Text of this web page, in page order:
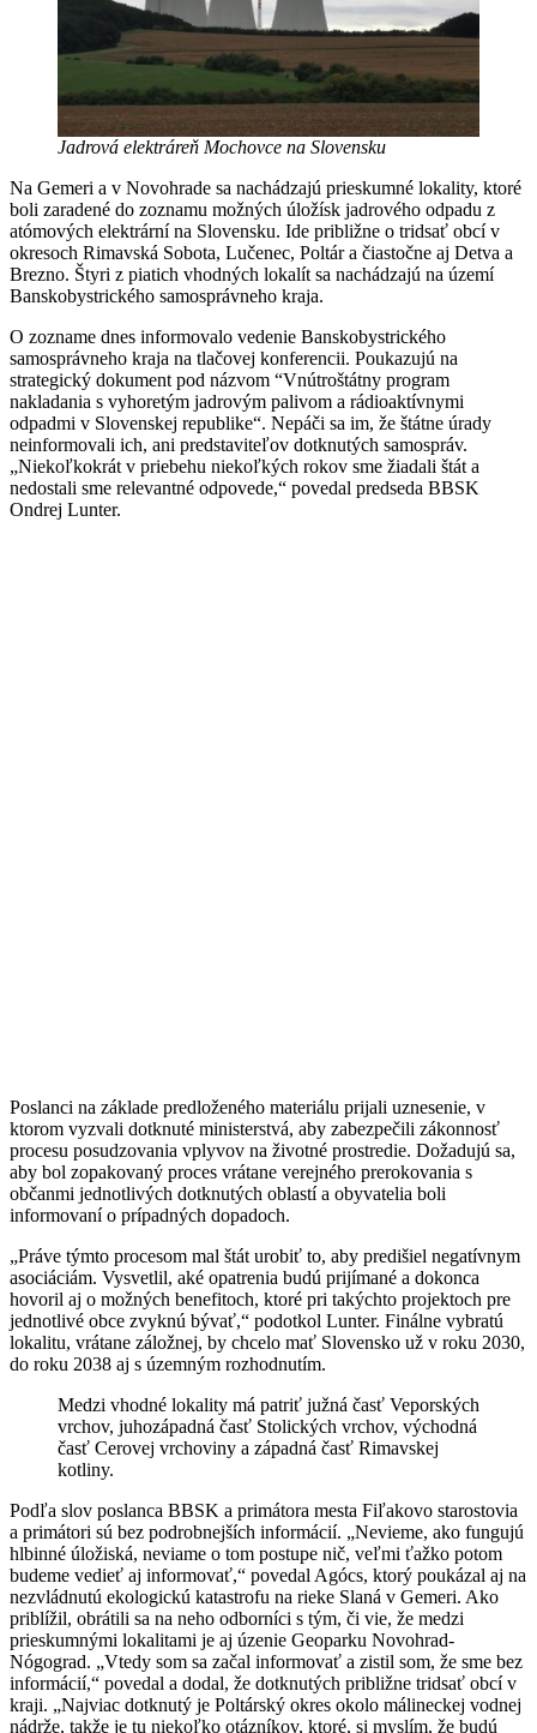
Jadrová elektráreň Mochovce na Slovensku
Na Gemeri a v Novohrade sa nachádzajú prieskumné lokality, ktoré
boli zaradené do zoznamu možných úložísk jadrového odpadu z
atómových elektrární na Slovensku. Ide približne o tridsať obcí v
okresoch Rimavská Sobota, Lučenec, Poltár a čiastočne aj Detva a
Brezno. Štyri z piatich vhodných lokalít sa nachádzajú na území
Banskobystrického samosprávneho kraja.
O zozname dnes informovalo vedenie Banskobystrického
samosprávneho kraja na tlačovej konferencii. Poukazujú na
strategický dokument pod názvom “Vnútroštátny program
nakladania s vyhoretým jadrovým palivom a rádioaktívnymi
odpadmi v Slovenskej republike“. Nepáči sa im, že štátne úrady
neinformovali ich, ani predstaviteľov dotknutých samospráv.
„Niekoľkokrát v priebehu niekoľkých rokov sme žiadali štát a
nedostali sme relevantné odpovede,“ povedal predseda BBSK
Ondrej Lunter.
Poslanci na základe predloženého materiálu prijali uznesenie, v
ktorom vyzvali dotknuté ministerstvá, aby zabezpečili zákonnosť
procesu posudzovania vplyvov na životné prostredie. Dožadujú sa,
aby bol zopakovaný proces vrátane verejného prerokovania s
občanmi jednotlivých dotknutých oblastí a obyvatelia boli
informovaní o prípadných dopadoch.
„Práve týmto procesom mal štát urobiť to, aby predišiel negatívnym
asociáciám. Vysvetlil, aké opatrenia budú prijímané a dokonca
hovoril aj o možných benefitoch, ktoré pri takýchto projektoch pre
jednotlivé obce zvyknú bývať,“ podotkol Lunter. Finálne vybratú
lokalitu, vrátane záložnej, by chcelo mať Slovensko už v roku 2030,
do roku 2038 aj s územným rozhodnutím.
Medzi vhodné lokality má patriť južná časť Veporských
vrchov, juhozápadná časť Stolických vrchov, východná
časť Cerovej vrchoviny a západná časť Rimavskej
kotliny.
Podľa slov poslanca BBSK a primátora mesta Fiľakovo starostovia
a primátori sú bez podrobnejších informácií. „Nevieme, ako fungujú
hlbinné úložiská, neviame o tom postupe nič, veľmi ťažko potom
budeme vedieť aj informovať,“ povedal Agócs, ktorý poukázal aj na
nezvládnutú ekologickú katastrofu na rieke Slaná v Gemeri. Ako
priblížil, obrátili sa na neho odborníci s tým, či vie, že medzi
prieskumnými lokalitami je aj úzenie Geoparku Novohrad-
Nógograd. „Vtedy som sa začal informovať a zistil som, že sme bez
informácií,“ povedal a dodal, že dotknutých približne tridsať obcí v
kraji. „Najviac dotknutý je Poltárský okres okolo málineckej vodnej
nádrže, takže je tu niekoľko otázníkov, ktoré, si myslím, že budú